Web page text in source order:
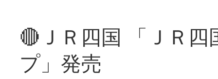
🔴ＪＲ四国 「ＪＲ
プ」発売